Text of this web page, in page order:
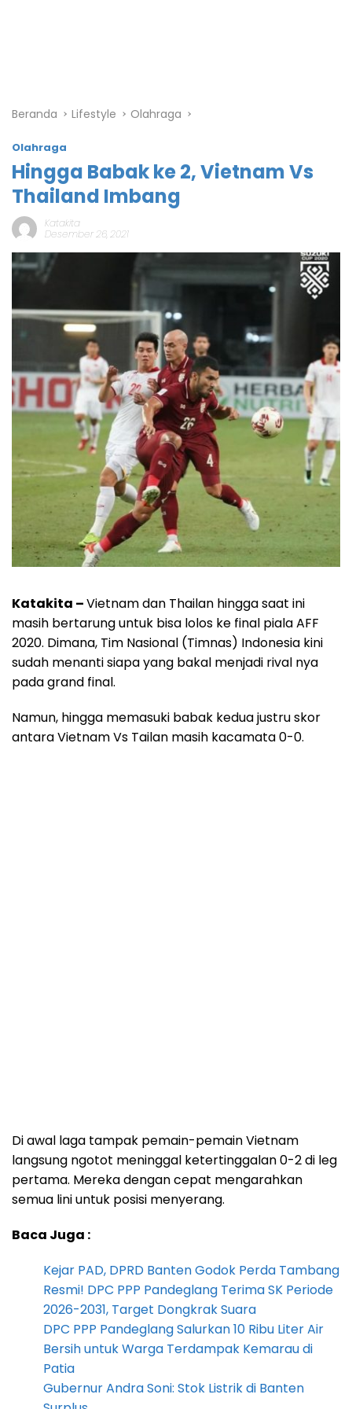
Beranda Lifestyle Olahraga
Olahraga
Hingga Babak ke 2, Vietnam Vs
Thailand Imbang
Katakita
Desember 26, 2021
Katakita –Vietnam dan Thailan hingga saat ini
masih bertarung untuk bisa lolos ke final piala AFF
2020. Dimana, Tim Nasional (Timnas) Indonesia kini
sudah menanti siapa yang bakal menjadi rival nya
pada grand final.
Namun, hingga memasuki babak kedua justru skor
antara Vietnam Vs Tailan masih kacamata 0-0.
Di awal laga tampak pemain-pemain Vietnam
langsung ngotot meninggal ketertinggalan 0-2 di leg
pertama. Mereka dengan cepat mengarahkan
semua lini untuk posisi menyerang.
Baca Juga :
Kejar PAD, DPRD Banten Godok Perda Tambang
Resmi! DPC PPP Pandeglang Terima SK Periode
2026-2031, Target Dongkrak Suara
DPC PPP Pandeglang Salurkan 10 Ribu Liter Air
Bersih untuk Warga Terdampak Kemarau di
Patia
Gubernur Andra Soni: Stok Listrik di Banten